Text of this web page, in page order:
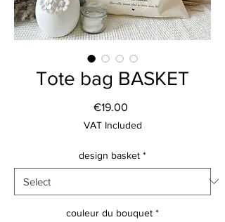
Tote bag BASKET
€19.00
VAT Included
design basket *
couleur du bouquet *